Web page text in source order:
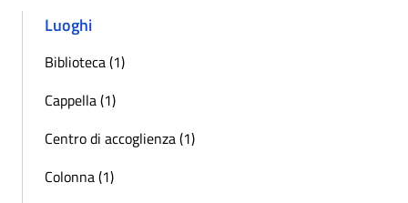
Luoghi
Biblioteca (1)
Cappella (1)
Centro di accoglienza (1)
Colonna (1)